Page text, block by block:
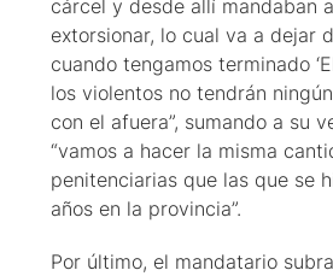
cárcel y desde allí mandaban
extorsionar, lo cual va a dejar
cuando tengamos terminado
los violentos no tendrán
con el afuera”, sumando a su
“vamos a hacer la misma
penitenciarias que las que se
años en la provincia”.
Por último, el mandatario